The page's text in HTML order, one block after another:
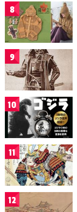
8
9
10
11
12